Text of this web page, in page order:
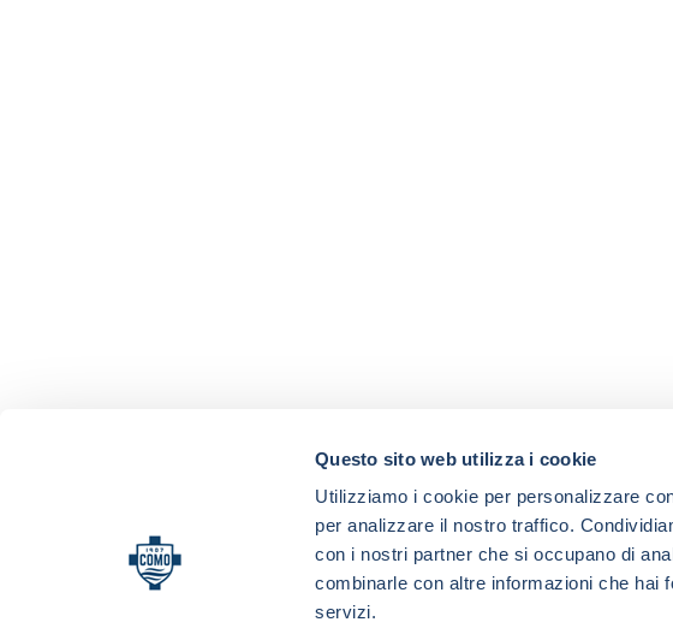
Questo sito web utilizza i cookie
Utilizziamo i cookie per personalizzare
per analizzare il nostro traffico.
con i nostri partner che si occupano di
combinarle con altre informazioni che hai
servizi.